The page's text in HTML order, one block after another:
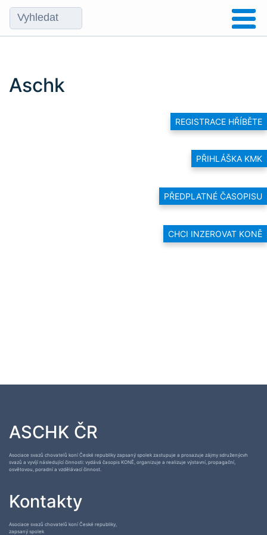
REGISTRACE HŘÍBĚTE
PŘIHLÁŠKA KMK
PŘEDPLATNÉ ČASOPISU
CHCI INZEROVAT KONĚ
Aschk
ASCHK ČR
Asociace svazů chovatelů koní České republiky zapsaný spolek zastupuje a prosazuje zájmy sdruženýcvh
svazů a vyvíjí následující činnosti: vydává časopis KONĚ, organizuje a realizuje výstavní, propagační,
osvětovou, poradní a vzdělávací činnost.
Kontakty
Asociace svazů chovatelů koní České republiky,
zapsaný spolek